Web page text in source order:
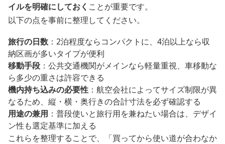
イルを明確にしておく ことが重要です。
以下の点を事前に整理してください。
旅行の日数 ：2泊程度ならコンパクトに、4泊以上なら収
納区画が多いタイプが便利
移動手段 ：公共交通機関がメインなら軽量重視、車移動な
ら多少の重さは許容できる
機内持ち込みの必要性 ：航空会社によってサイズ制限が異
なるため、縦・横・奥行きの合計寸法を必ず確認する
用途の兼用 ：普段使いと旅行用を兼ねたい場合は、デザイ
ン性も選定基準に加える
これらを整理することで、「買ってから使い道が合わなか